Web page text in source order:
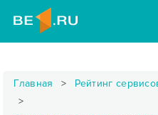
Главная Рейтинг